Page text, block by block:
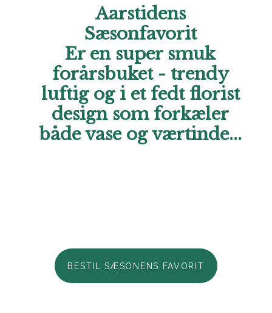
Aarstidens
Sæsonfavorit
Er en super smuk
forårsbuket - trendy
luftig og i et fedt florist
design som forkæler
både vase og værtinde...
BESTIL SÆSONENS FAVORIT